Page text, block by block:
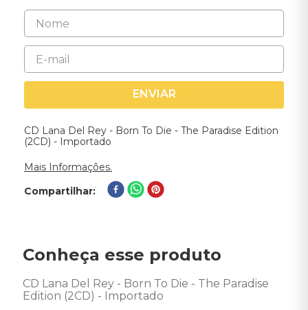
ENVIAR
CD Lana Del Rey - Born To Die - The Paradise Edition
(2CD) - Importado
Mais Informações.
Compartilhar
Conheça esse produto
CD Lana Del Rey - Born To Die - The Paradise
Edition (2CD) - Importado